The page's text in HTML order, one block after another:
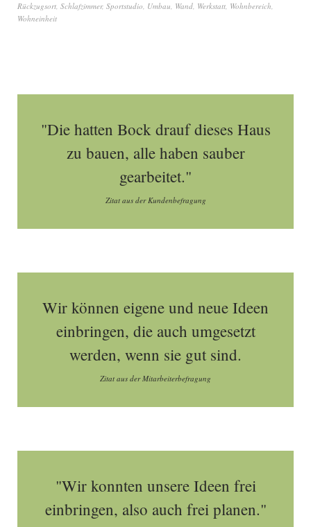
Rückzugsort, Schlafzimmer, Sportstudio, Umbau, Wand, Werkstatt, Wohnbereich,
Wohneinheit
"Die hatten Bock drauf dieses Haus
zu bauen, alle haben sauber
gearbeitet."
Zitat aus der Kundenbefragung
Wir können eigene und neue Ideen
einbringen, die auch umgesetzt
werden, wenn sie gut sind.
Zitat aus der Mitarbeiterbefragung
"Wir konnten unsere Ideen frei
einbringen, also auch frei planen."